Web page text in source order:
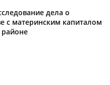
дела о
с материнским капиталом